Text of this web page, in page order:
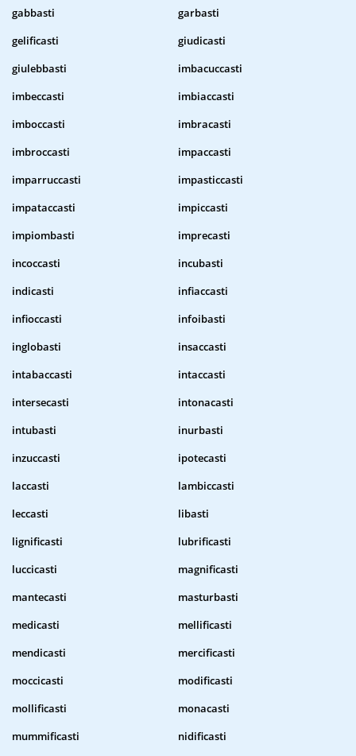
gabbasti
garbasti
gelificasti
giudicasti
giulebbasti
imbacuccasti
imbeccasti
imbiaccasti
imboccasti
imbracasti
imbroccasti
impaccasti
imparruccasti
impasticcasti
impataccasti
impiccasti
impiombasti
imprecasti
incoccasti
incubasti
indicasti
infiaccasti
infioccasti
infoibasti
inglobasti
insaccasti
intabaccasti
intaccasti
intersecasti
intonacasti
intubasti
inurbasti
inzuccasti
ipotecasti
laccasti
lambiccasti
leccasti
libasti
lignificasti
lubrificasti
luccicasti
magnificasti
mantecasti
masturbasti
medicasti
mellificasti
mendicasti
mercificasti
moccicasti
modificasti
mollificasti
monacasti
mummificasti
nidificasti